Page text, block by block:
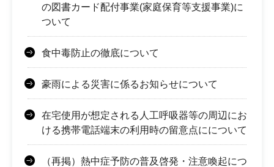
の図書カード配付事業(家庭保育等支援事業)に
ついて
食中毒防止の徹底について
豪雨による災害に係るお知らせについて
在宅使用が想定される人工呼吸器等の周辺にお
ける携帯電話端末の利用時の留意点にについて
（再掲）熱中症予防の普及啓発・注意喚起につ